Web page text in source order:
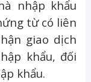
nhập khẩu
từ có liên
giao dịch
khẩu, đối
khẩu.